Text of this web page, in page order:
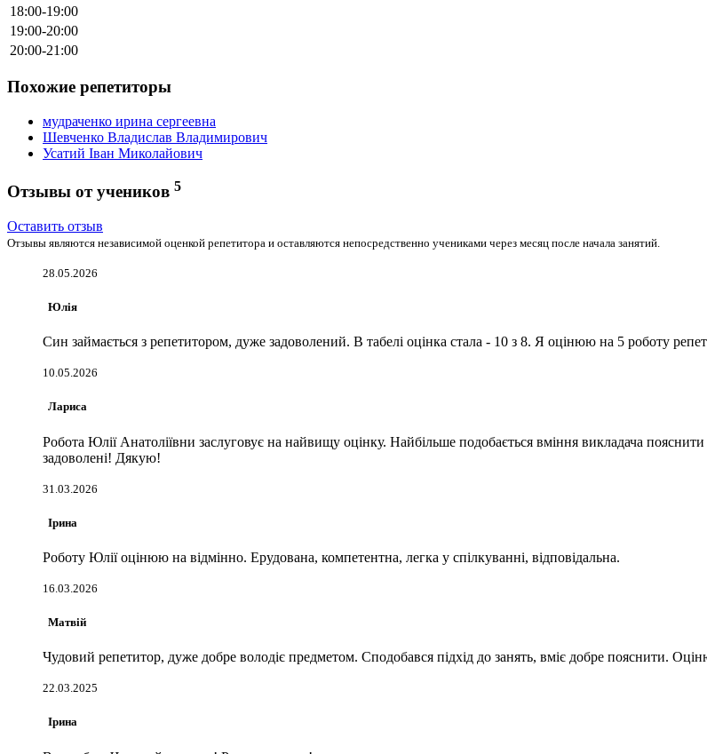
18:00-19:00
19:00-20:00
20:00-21:00
Похожие репетиторы
мудраченко ирина сергеевна
Шевченко Владислав Владимирович
Усатий Іван Миколайович
Отзывы от учеников 5
Оставить отзыв
Отзывы являются независимой оценкой репетитора и оставляются непосредственно учениками через месяц после начала занятий.
28.05.2026
Юлія
Син займається з репетитором, дуже задоволений. В табелі оцінка стала - 10 з 8. Я оцінюю на 5 роботу
10.05.2026
Лариса
Робота Юлії Анатоліївни заслуговує на найвищу оцінку. Найбільше подобається вміння викладача
задоволені! Дякую!
31.03.2026
Ірина
Роботу Юлії оцінюю на відмінно. Ерудована, компетентна, легка у спілкуванні, відповідальна.
16.03.2026
Матвій
Чудовий репетитор, дуже добре володіє предметом. Сподобався підхід до занять, вміє добре пояснити.
22.03.2025
Ірина